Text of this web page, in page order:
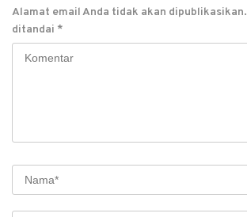
Alamat email Anda tidak akan dipublikasikan.
ditandai *